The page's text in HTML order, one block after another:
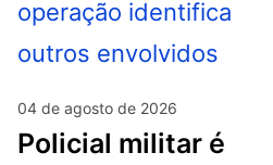
04 de agosto de 2026
policial militar é